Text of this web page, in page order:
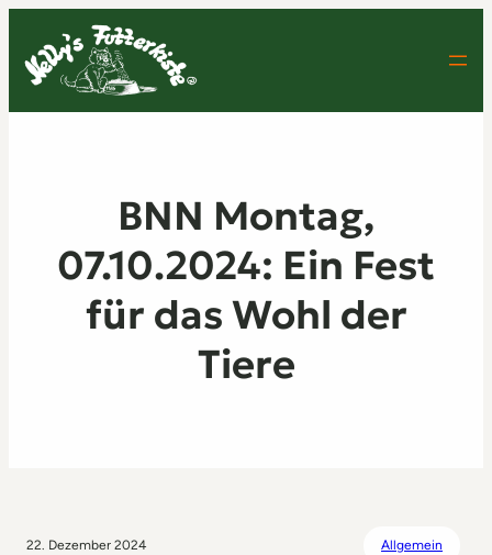
BNN Montag,
07.10.2024: Ein Fest
für das Wohl der
Tiere
22. Dezember 2024 Allgemein